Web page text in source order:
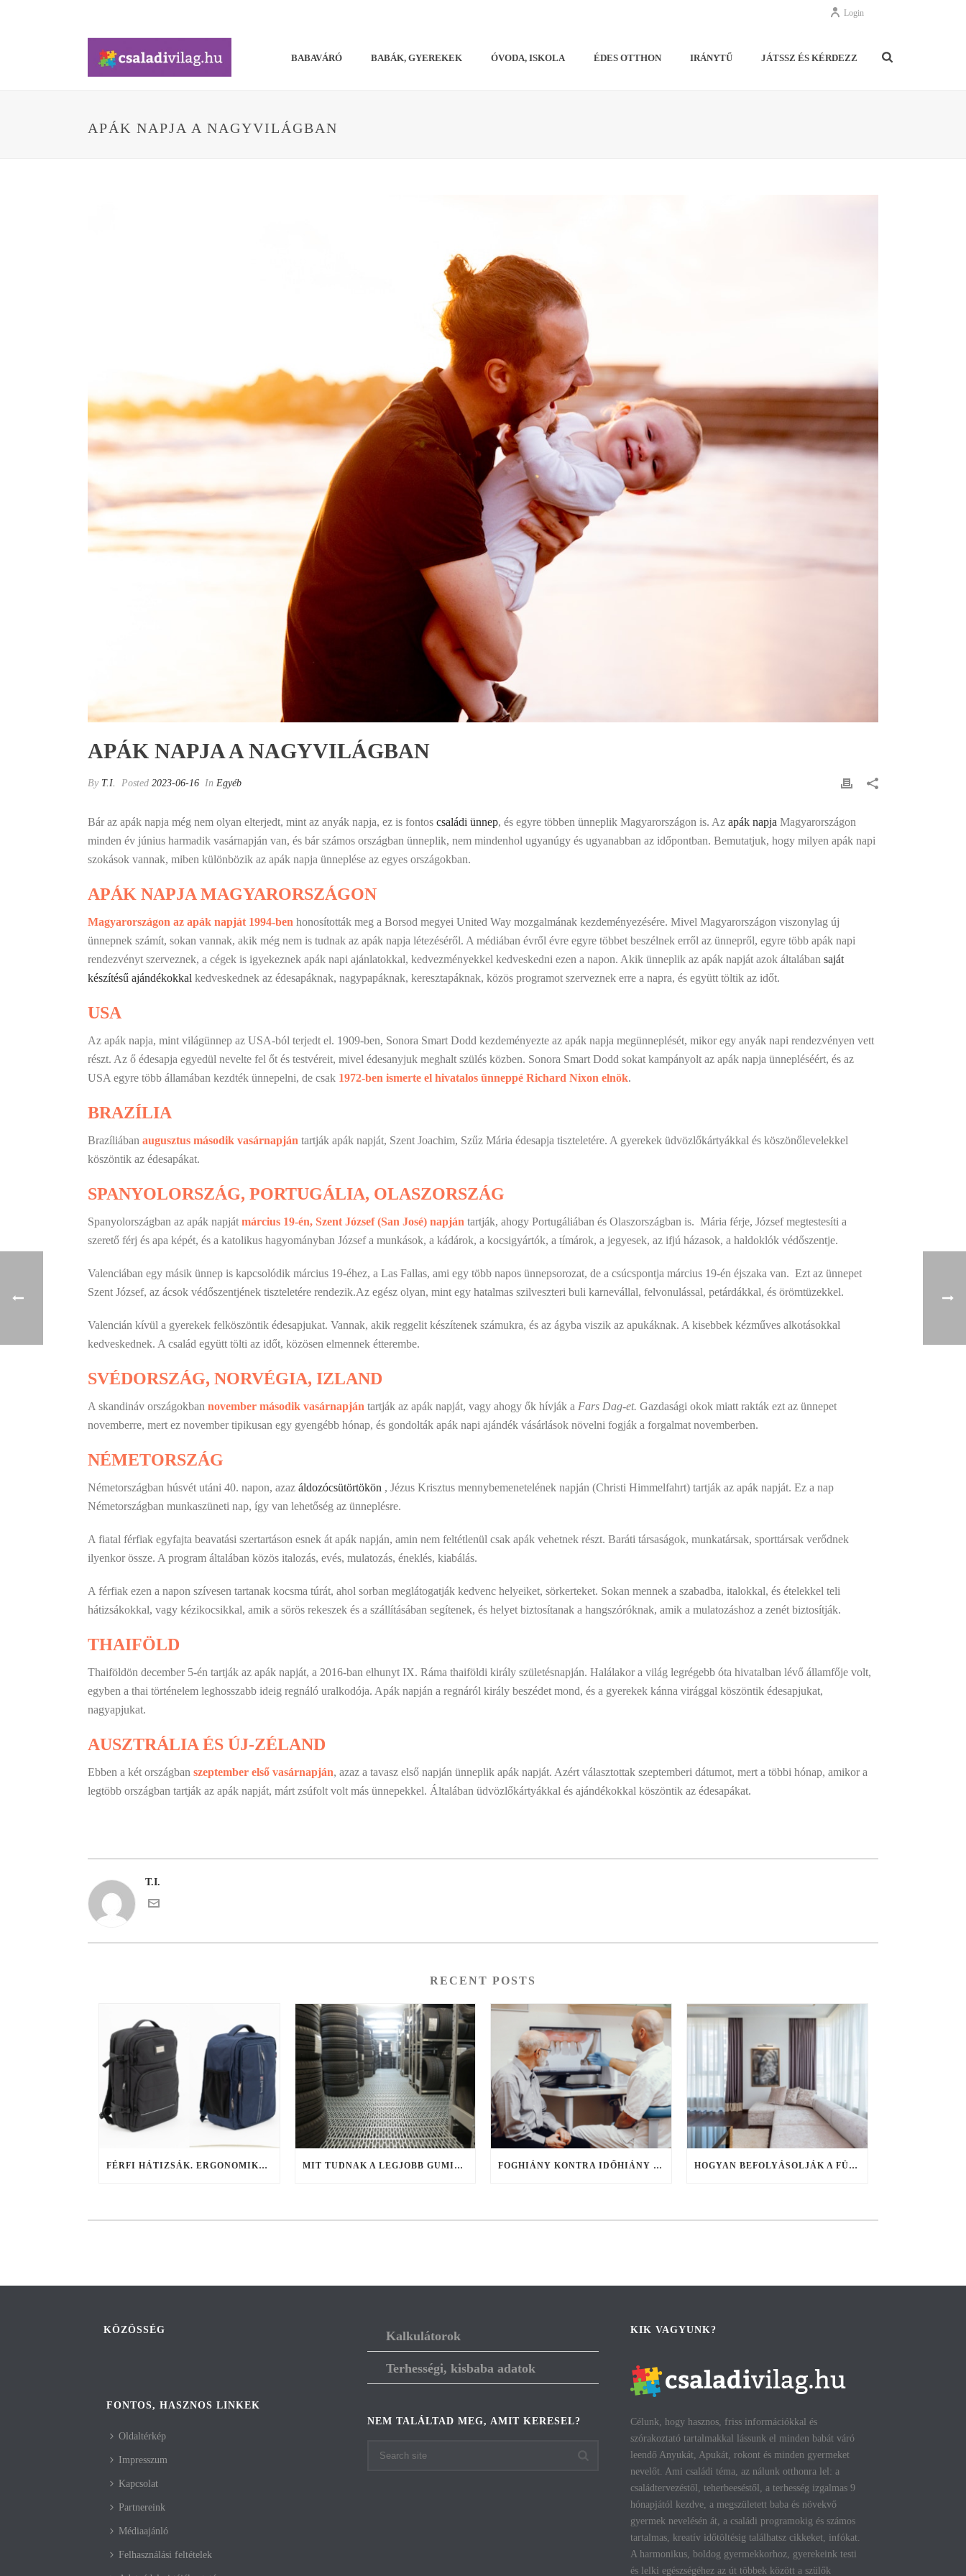
Login
BABAVÁRÓ BABÁK, GYEREKEK ÓVODA, ISKOLA ÉDES OTTHON IRÁNYTŰ JÁTSSZ ÉS KÉRDEZZ
APÁK NAPJA A NAGYVILÁGBAN
APÁK NAPJA A NAGYVILÁGBAN
By T.I. Posted 2023-06-16 In Egyéb
Bár az apák napja még nem olyan elterjedt, mint az anyák napja, ez is fontos családi ünnep, és egyre többen ünneplik Magyarországon is. Az apák napja Magyarországon
minden év június harmadik vasárnapján van, és bár számos országban ünneplik, nem mindenhol ugyanúgy és ugyanabban az időpontban. Bemutatjuk, hogy milyen apák napi
szokások vannak, miben különbözik az apák napja ünneplése az egyes országokban.
APÁK NAPJA MAGYARORSZÁGON
Magyarországon az apák napját 1994-ben honosították meg a Borsod megyei United Way mozgalmának kezdeményezésére. Mivel Magyarországon viszonylag új
ünnepnek számít, sokan vannak, akik még nem is tudnak az apák napja létezéséről. A médiában évről évre egyre többet beszélnek erről az ünnepről, egyre több apák napi
rendezvényt szerveznek, a cégek is igyekeznek apák napi ajánlatokkal, kedvezményekkel kedveskedni ezen a napon. Akik ünneplik az apák napját azok általában saját
készítésű ajándékokkal kedveskednek az édesapáknak, nagypapáknak, keresztapáknak, közös programot szerveznek erre a napra, és együtt töltik az időt.
USA
Az apák napja, mint világünnep az USA-ból terjedt el. 1909-ben, Sonora Smart Dodd kezdeményezte az apák napja megünneplését, mikor egy anyák napi rendezvényen vett
részt. Az ő édesapja egyedül nevelte fel őt és testvéreit, mivel édesanyjuk meghalt szülés közben. Sonora Smart Dodd sokat kampányolt az apák napja ünnepléséért, és az
USA egyre több államában kezdték ünnepelni, de csak 1972-ben ismerte el hivatalos ünneppé Richard Nixon elnök.
BRAZÍLIA
Brazíliában augusztus második vasárnapján tartják apák napját, Szent Joachim, Szűz Mária édesapja tiszteletére. A gyerekek üdvözlőkártyákkal és köszönőlevelekkel
köszöntik az édesapákat.
SPANYOLORSZÁG, PORTUGÁLIA, OLASZORSZÁG
Spanyolországban az apák napját március 19-én, Szent József (San José) napján tartják, ahogy Portugáliában és Olaszországban is. Mária férje, József megtestesíti a
szerető férj és apa képét, és a katolikus hagyományban József a munkások, a kádárok, a kocsigyártók, a tímárok, a jegyesek, az ifjú házasok, a haldoklók védőszentje.
Valenciában egy másik ünnep is kapcsolódik március 19-éhez, a Las Fallas, ami egy több napos ünnepsorozat, de a csúcspontja március 19-én éjszaka van. Ezt az ünnepet
Szent József, az ácsok védőszentjének tiszteletére rendezik.Az egész olyan, mint egy hatalmas szilveszteri buli karnevállal, felvonulással, petárdákkal, és örömtüzekkel.
Valencián kívül a gyerekek felköszöntik édesapjukat. Vannak, akik reggelit készítenek számukra, és az ágyba viszik az apukáknak. A kisebbek kézműves alkotásokkal
kedveskednek. A család együtt tölti az időt, közösen elmennek étterembe.
SVÉDORSZÁG, NORVÉGIA, IZLAND
A skandináv országokban november második vasárnapján tartják az apák napját, vagy ahogy ők hívják a Fars Dag-et. Gazdasági okok miatt rakták ezt az ünnepet
novemberre, mert ez november tipikusan egy gyengébb hónap, és gondolták apák napi ajándék vásárlások növelni fogják a forgalmat novemberben.
NÉMETORSZÁG
Németországban húsvét utáni 40. napon, azaz áldozócsütörtökön , Jézus Krisztus mennybemenetelének napján (Christi Himmelfahrt) tartják az apák napját. Ez a nap
Németországban munkaszüneti nap, így van lehetőség az ünneplésre.
A fiatal férfiak egyfajta beavatási szertartáson esnek át apák napján, amin nem feltétlenül csak apák vehetnek részt. Baráti társaságok, munkatársak, sporttársak verődnek
ilyenkor össze. A program általában közös italozás, evés, mulatozás, éneklés, kiabálás.
A férfiak ezen a napon szívesen tartanak kocsma túrát, ahol sorban meglátogatják kedvenc helyeiket, sörkerteket. Sokan mennek a szabadba, italokkal, és ételekkel teli
hátizsákokkal, vagy kézikocsikkal, amik a sörös rekeszek és a szállításában segítenek, és helyet biztosítanak a hangszóróknak, amik a mulatozáshoz a zenét biztosítják.
THAIFÖLD
Thaiföldön december 5-én tartják az apák napját, a 2016-ban elhunyt IX. Ráma thaiföldi király születésnapján. Halálakor a világ legrégebb óta hivatalban lévő államfője volt,
egyben a thai történelem leghosszabb ideig regnáló uralkodója. Apák napján a regnáról király beszédet mond, és a gyerekek kánna virággal köszöntik édesapjukat,
nagyapjukat.
AUSZTRÁLIA ÉS ÚJ-ZÉLAND
Ebben a két országban szeptember első vasárnapján, azaz a tavasz első napján ünneplik apák napját. Azért választottak szeptemberi dátumot, mert a többi hónap, amikor a
legtöbb országban tartják az apák napját, márt zsúfolt volt más ünnepekkel. Általában üdvözlőkártyákkal és ajándékokkal köszöntik az édesapákat.
T.I.
RECENT POSTS
FÉRFI HÁTIZSÁK. ERGONOMIKUS VÁLASZTÁSI SZEMPONTOK MIT TUDNAK A LEGJOBB GUMIKERESŐ WEBSHOPOK, ÉS MIRE FIGYELJ KERESÉS KÖZBEN? FOGHIÁNY KONTRA IDŐHIÁNY – FIX FOGSOR AKÁR EGY NAP ALATT, HA NINCS IDŐ ELHÚZÓDÓ KEZELÉSEKRE HOGYAN BEFOLYÁSOLJÁK A FÜGGÖNYÖK A SZOBA HANGULATÁT?
KÖZÖSSÉG
FONTOS, HASZNOS LINKEK
Oldaltérkép
Impresszum
Kapcsolat
Partnereink
Médiaajánló
Felhasználási feltételek
Kalkulátorok
Terhességi, kisbaba adatok
NEM TALÁLTAD MEG, AMIT KERESEL?
KIK VAGYUNK?
Célunk, hogy hasznos, friss információkkal és
szórakoztató tartalmakkal lássunk el minden babát váró
leendő Anyukát, Apukát, rokont és minden gyermeket
nevelőt. Ami családi téma, az nálunk otthonra lel: a
családtervezéstől, teherbeeséstől, a terhesség izgalmas 9
hónapjától kezdve, a megszületett baba és növekvő
gyermek nevelésén át, a családi programokig és számos
tartalmas, kreatív időtöltésig találhatsz cikkeket, infókat.
A harmonikus, boldog gyermekkorhoz, gyerekeink testi
és lelki egészségéhez az út többek között a szülők